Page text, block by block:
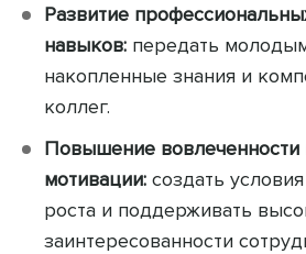
Развитие
навыков: передать
накопленные знания и
коллег.
Повышение вовлеченности
мотивации: создать
роста и поддерживать
заинтересованности